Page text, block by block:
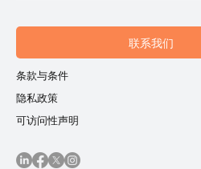
联系我们
条款与条件
隐私政策
可访问性声明